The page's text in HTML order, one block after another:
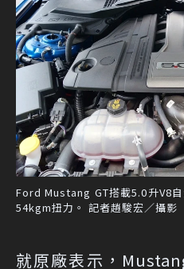
Ford Mustang GT搭載5.0升V8
54kgm扭力。 記者趙駿宏／攝影
就原廠表示，